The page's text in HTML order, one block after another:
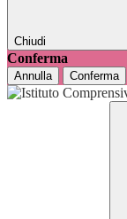
Chiudi
Conferma
Annulla Conferma